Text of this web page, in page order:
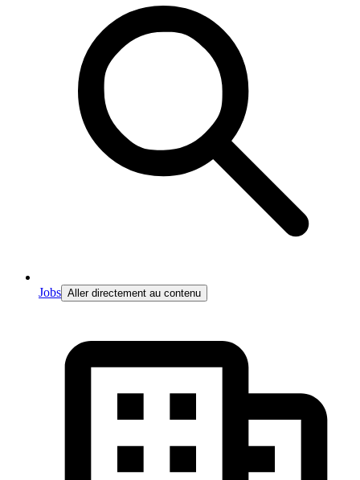
Jobs Aller directement au contenu